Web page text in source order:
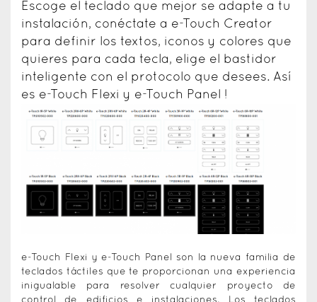
Escoge el teclado que mejor se adapte a tu
instalación, conéctate a e-Touch Creator
para definir los textos, iconos y colores que
quieres para cada tecla, elige el bastidor
inteligente con el protocolo que desees. Así
es e-Touch Flexi y e-Touch Panel !
e-Touch Flexi y e-Touch Panel son la nueva familia de
teclados táctiles que te proporcionan una experiencia
inigualable para resolver cualquier proyecto de